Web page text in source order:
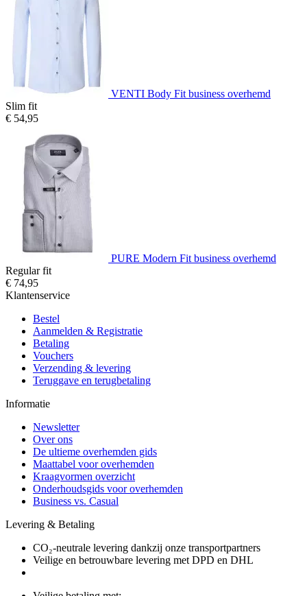
VENTI Body Fit business overhemd
Slim fit
€ 54,95
PURE Modern Fit business overhemd
Regular fit
€ 74,95
Klantenservice
Bestel
Aanmelden & Registratie
Betaling
Vouchers
Verzending & levering
Teruggave en terugbetaling
Informatie
Newsletter
Over ons
De ultieme overhemden gids
Maattabel voor overhemden
Kraagvormen overzicht
Onderhoudsgids voor overhemden
Business vs. Casual
Levering & Betaling
CO₂-neutrale levering dankzij onze transportpartners
Veilige en betrouwbare levering met DPD en DHL